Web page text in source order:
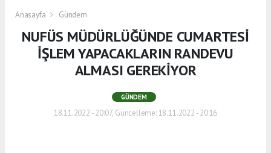
Anasayfa Gündem
NUFÜS MÜDÜRLÜĞÜNDE CUMARTESİ
İŞLEM YAPACAKLARIN RANDEVU
ALMASI GEREKİYOR
GÜNDEM
18.11.2022 - 20:07, Güncelleme: 18.11.2022 - 20:16